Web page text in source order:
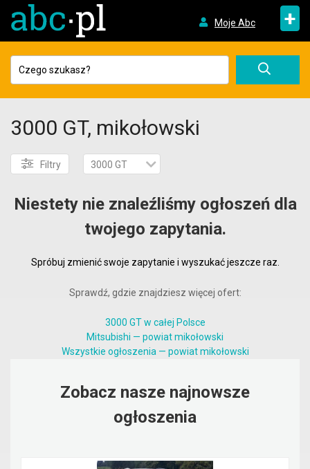
Moje Abc +
3000 GT, mikołowski
Filtry 3000 GT
Niestety nie znaleźliśmy ogłoszeń dla
twojego zapytania.
Spróbuj zmienić swoje zapytanie i wyszukać jeszcze raz.
Sprawdź, gdzie znajdziesz więcej ofert:
3000 GT w całej Polsce
Mitsubishi — powiat mikołowski
Wszystkie ogłoszenia — powiat mikołowski
Zobacz nasze najnowsze
ogłoszenia